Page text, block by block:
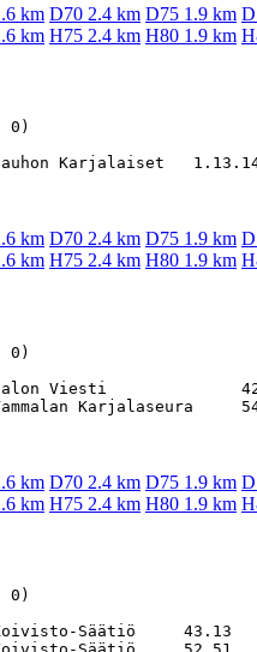
km D70 2.4 km D75 1.9 km
km H75 2.4 km H80 1.9 km
0)
km D70 2.4 km D75 1.9 km
km H75 2.4 km H80 1.9 km
0)
Viesti
km D70 2.4 km D75 1.9 km
km H75 2.4 km H80 1.9 km
0)
Säätiö     43.13